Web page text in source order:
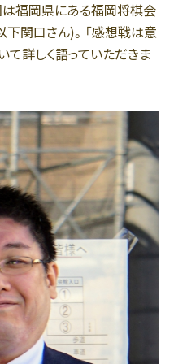
は福岡県にある福岡将棋会
関口さん)。「感想戦は意
て詳しく語っていただきま